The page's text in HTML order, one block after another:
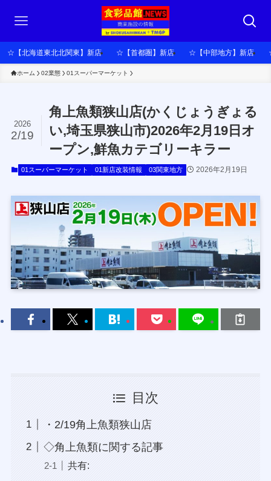
☆【北海道東北北関東】新店 ☆【首都圏】新店 ☆【中部地方】新店
ホーム 02業態 01スーパーマーケット
角上魚類狭山店(かくじょうぎょる
い,埼⽟県狭⼭市)2026年2月19日オ
ープン,鮮魚カテゴリーキラー
2026
2/19
01スーパーマーケット 01新店改装情報 03関東地方 2026年2月19日
目次
・2/19角上魚類狭山店
◇角上魚類に関する記事
共有: